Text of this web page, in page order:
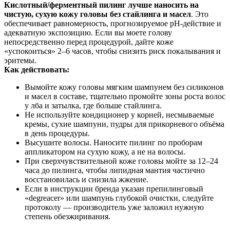
Кислотный/ферментный пилинг лучше наносить на
чистую, сухую кожу головы без стайлинга и масел. Это
обеспечивает равномерность, прогнозируемое pH‑действие и
адекватную экспозицию. Если вы моете голову
непосредственно перед процедурой, дайте коже
«успокоиться» 2–6 часов, чтобы снизить риск покалывания и
эритемы.
Как действовать:
Вымойте кожу головы мягким шампунем без силиконов
и масел в составе, тщательно промойте зоны роста волос
у лба и затылка, где больше стайлинга.
Не используйте кондиционер у корней, несмываемые
кремы, сухие шампуни, пудры для прикорневого объёма
в день процедуры.
Высушите волосы. Наносите пилинг по проборам
аппликатором на сухую кожу, а не на волосы.
При сверхчувствительной коже головы мойте за 12–24
часа до пилинга, чтобы липидная мантия частично
восстановилась и снизила жжение.
Если в инструкции бренда указан препилинговый
«degreaсer» или шампунь глубокой очистки, следуйте
протоколу — производитель уже заложил нужную
степень обезжиривания.